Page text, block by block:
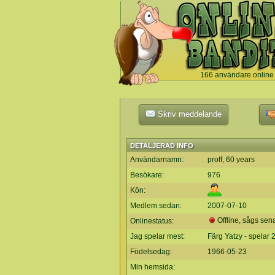
166 användare online
`
Skriv meddelande
DETALJERAD INFO
Användarnamn:
proff, 60 years
Besökare:
976
Kön:
Medlem sedan:
2007-07-10
Onlinestatus:
Offline, sågs
Jag spelar mest:
Färg Yatzy - spelar
Födelsedag:
1966-05-23
Min hemsida: